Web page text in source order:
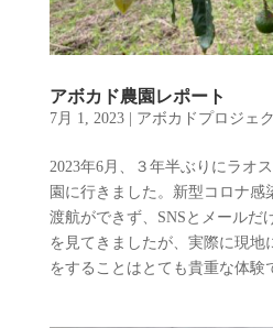
アボカド農園レポート
7月 1, 2023| アボカドプロジェ
2023年6月、３年半ぶりにラオ
園に行きました。新型コロナ感
渡航ができず、SNSとメールだ
を見てきましたが、実際に現地
をすることはとても貴重な体験